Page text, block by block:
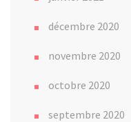
décembre 2020
novembre 2020
octobre 2020
septembre 2020